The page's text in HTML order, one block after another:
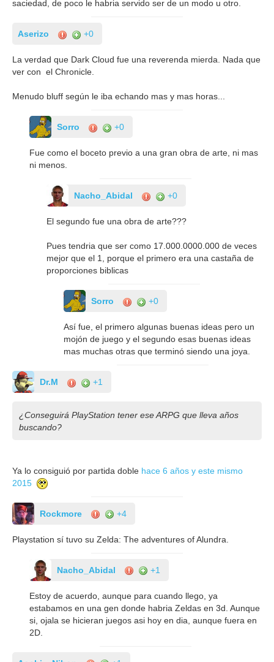
saciedad, de poco le habria servido ser de un modo u otro.
Aserizo +0
La verdad que Dark Cloud fue una reverenda mierda. Nada que
ver con el Chronicle.
Menudo bluff según le iba echando mas y mas horas...
Sorro +0
Fue como el boceto previo a una gran obra de arte, ni mas
ni menos.
Nacho_Abidal +0
El segundo fue una obra de arte???
Pues tendria que ser como 17.000.0000.000 de veces
mejor que el 1, porque el primero era una castaña de
proporciones biblicas
Sorro +0
Así fue, el primero algunas buenas ideas pero un
mojón de juego y el segundo esas buenas ideas
mas muchas otras que terminó siendo una joya.
Dr.M +1
¿Conseguirá PlayStation tener ese ARPG que lleva años
buscando?
Ya lo consiguió por partida doble hace 6 años y este mismo
2015
Rockmore +4
Playstation sí tuvo su Zelda: The adventures of Alundra.
Nacho_Abidal +1
Estoy de acuerdo, aunque para cuando llego, ya
estabamos en una gen donde habria Zeldas en 3d. Aunque
si, ojala se hicieran juegos asi hoy en dia, aunque fuera en
2D.